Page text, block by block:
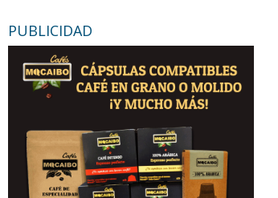
PUBLICIDAD